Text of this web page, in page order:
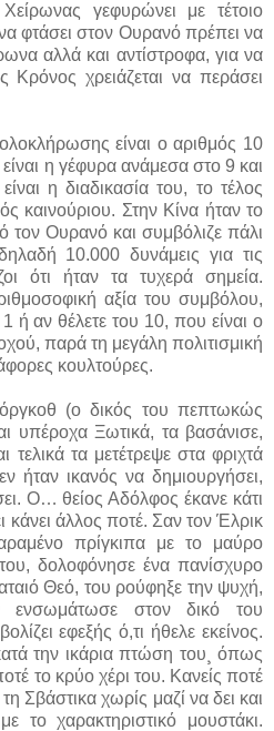
γεφυρώνει με τέτοιο
φτάσει στον Ουρανό πρέπει να
αλλά και αντίστροφα, για να
Κρόνος χρειάζεται να περάσει
είναι ο αριθμός 10
η γέφυρα ανάμεσα στο 9 και
η διαδικασία του, το τέλος
καινούριου. Στην Κίνα ήταν το
Ουρανό και συμβόλιζε πάλι
10.000 δυνάμεις για τις
ότι ήταν τα τυχερά σημεία.
αξία του συμβόλου,
ή αν θέλετε του 10, που είναι ο
παρά τη μεγάλη πολιτισμική
κουλτούρες.
(ο δικός του πεπτωκώς
υπέροχα Ξωτικά, τα βασάνισε,
τελικά τα μετέτρεψε στα φριχτά
ήταν ικανός να δημιουργήσει,
Ο… θείος Αδόλφος έκανε κάτι
κάνει άλλος ποτέ. Σαν τον Έλρικ
πρίγκιπα με το μαύρο
δολοφόνησε ένα πανίσχυρο
Θεό, του ρούφηξε την ψυχή,
ενσωμάτωσε στον δικό του
εφεξής ό,τι ήθελε εκείνος.
την ικάρια πτώση του¸ όπως
το κρύο χέρι του. Κανείς ποτέ
Σβάστικα χωρίς μαζί να δει και
χαρακτηριστικό μουστάκι.